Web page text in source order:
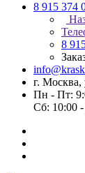
8 915 374
8
г. Москва,
Пн - Пт:
Сб: 10:00